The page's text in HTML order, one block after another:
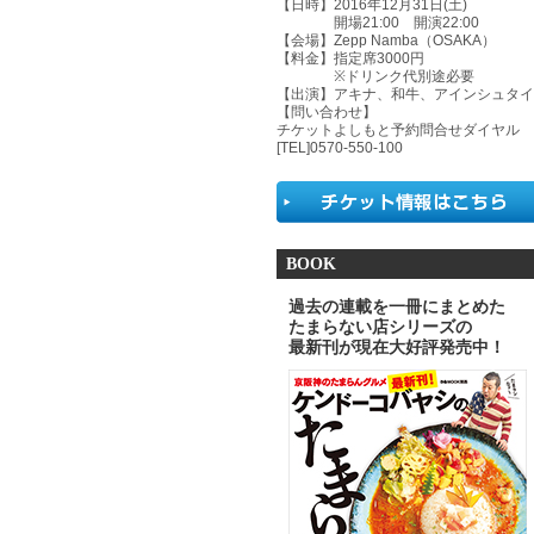
【日時】 2016年12月31日(土)
開場21:00 開演22:00
【会場】 Zepp Namba（OSAKA）
【料金】 指定席3000円
※ドリンク代別途必要
【出演】 アキナ、和牛、アインシュタ
【問い合わせ】
チケットよしもと予約問合せダイヤル
[TEL]0570-550-100
BOOK
過去の連載を一冊にまとめた
たまらない店シリーズの
最新刊が現在大好評発売中！